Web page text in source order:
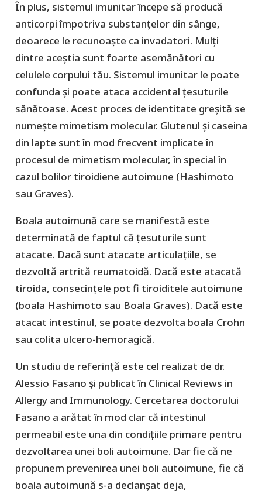
În plus, sistemul imunitar începe să producă
anticorpi împotriva substanțelor din sânge,
deoarece le recunoaște ca invadatori. Mulți
dintre aceștia sunt foarte asemănători cu
celulele corpului tău. Sistemul imunitar le poate
confunda și poate ataca accidental țesuturile
sănătoase. Acest proces de identitate greșită se
numește mimetism molecular. Glutenul și caseina
din lapte sunt în mod frecvent implicate în
procesul de mimetism molecular, în special în
cazul bolilor tiroidiene autoimune (Hashimoto
sau Graves).
Boala autoimună care se manifestă este
determinată de faptul că țesuturile sunt
atacate. Dacă sunt atacate articulațiile, se
dezvoltă artrită reumatoidă. Dacă este atacată
tiroida, consecințele pot fi tiroiditele autoimune
(boala Hashimoto sau Boala Graves). Dacă este
atacat intestinul, se poate dezvolta boala Crohn
sau colita ulcero-hemoragică.
Un studiu de referință este cel realizat de dr.
Alessio Fasano și publicat în Clinical Reviews in
Allergy and Immunology. Cercetarea doctorului
Fasano a arătat în mod clar că intestinul
permeabil este una din condițiile primare pentru
dezvoltarea unei boli autoimune. Dar fie că ne
propunem prevenirea unei boli autoimune, fie că
boala autoimună s-a declanșat deja,